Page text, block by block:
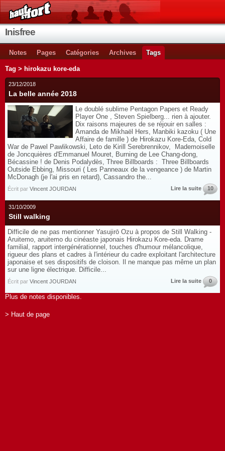
Inisfree
Notes Pages Catégories Archives Tags
Tag > hirokazu kore-eda
23/12/2018
La belle année 2018
Le doublé sublime Pentagon Papers et Ready
Player One , Steven Spielberg... rien à ajouter.
Dix raisons majeures de se réjouir en salles :
Amanda de Mikhaël Hers, Manbiki kazoku ( Une
Affaire de famille ) de Hirokazu Kore-Eda, Cold
War de Pawel Pawlikowski, Leto de Kirill Serebrennikov, Mademoiselle
de Joncquières d'Emmanuel Mouret, Burning de Lee Chang-dong,
Bécassine ! de Denis Podalydès, Three Billboards : Three Billboards
Outside Ebbing, Missouri ( Les Panneaux de la vengeance ) de Martin
McDonagh (je l'ai pris en retard), Cassandro the...
Écrit par Vincent JOURDAN Lire la suite 10
31/10/2009
Still walking
Difficile de ne pas mentionner Yasujirō Ozu à propos de Still Walking -
Aruitemo, aruitemo du cinéaste japonais Hirokazu Kore-eda. Drame
familial, rapport intergénérationnel, touches d'humour mélancolique,
rigueur des plans et cadres à l'intérieur du cadre exploitant l'architecture
japonaise et ses dispositifs de cloison. Il ne manque pas même un plan
sur une ligne électrique. Difficile...
Écrit par Vincent JOURDAN Lire la suite 0
Plus de notes disponibles.
> Haut de page